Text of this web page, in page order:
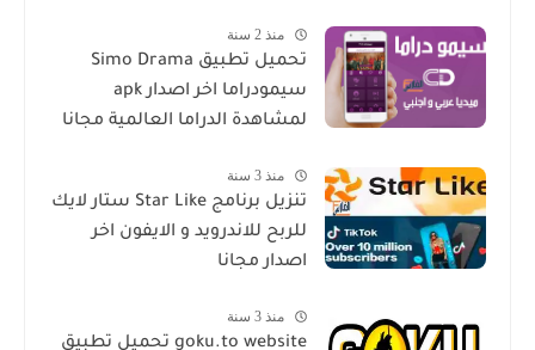
منذ 2 سنة
تحميل تطبيق Simo Drama
سيمودراما اخر اصدار apk
لمشاهدة الدراما العالمية مجانا
منذ 3 سنة
تنزيل برنامج Star Like ستار لايك
للربح للاندرويد و الايفون اخر
اصدار مجانا
منذ 3 سنة
goku.to website تحميل تطبيق